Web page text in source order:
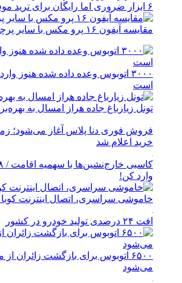
۶ ابزار ضروری اما رایگان برای ترید موفق در فارکس
مقایسه آیفون ۱۶ پرو مکس با سایر پرچمداران بازار
۳۰۰۰ اتوبوس وعده داده شده هنوز
است
تونل زیارباغ جاده هراز امسال به
فروش فوری دنا پلاس آغاز می‌شود؛
خرید اعلام شد
وارد کن!
خاموشی سراسری، اتصال اینترنت
افت ۲۴ درصدی تولید خودرو در کشور
۶۵۰۰ اتوبوس برای بازگشت زائران
می‌شود